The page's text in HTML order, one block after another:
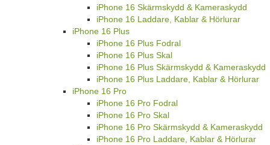
iPhone 16 Skärmskydd & Kameraskydd
iPhone 16 Laddare, Kablar & Hörlurar
iPhone 16 Plus
iPhone 16 Plus Fodral
iPhone 16 Plus Skal
iPhone 16 Plus Skärmskydd & Kameraskydd
iPhone 16 Plus Laddare, Kablar & Hörlurar
iPhone 16 Pro
iPhone 16 Pro Fodral
iPhone 16 Pro Skal
iPhone 16 Pro Skärmskydd & Kameraskydd
iPhone 16 Pro Laddare, Kablar & Hörlurar